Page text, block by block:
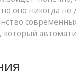
оно никогда не